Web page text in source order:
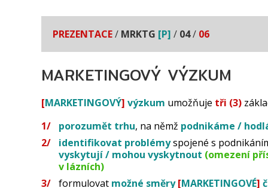
PREZENTACE/ MRKTG [P] / 04/ 06
MARKETINGOVÝ VÝZKUM
[MARKETINGOVÝ] výzkum umožňuje tři (3)
porozumět trhu, na němž podnikáme /
identifikovat problémyspojené s
vyskytují / mohou vyskytnout (omezení
v lázních)
formulovatmožné směry[MARKETINGOVÉ]